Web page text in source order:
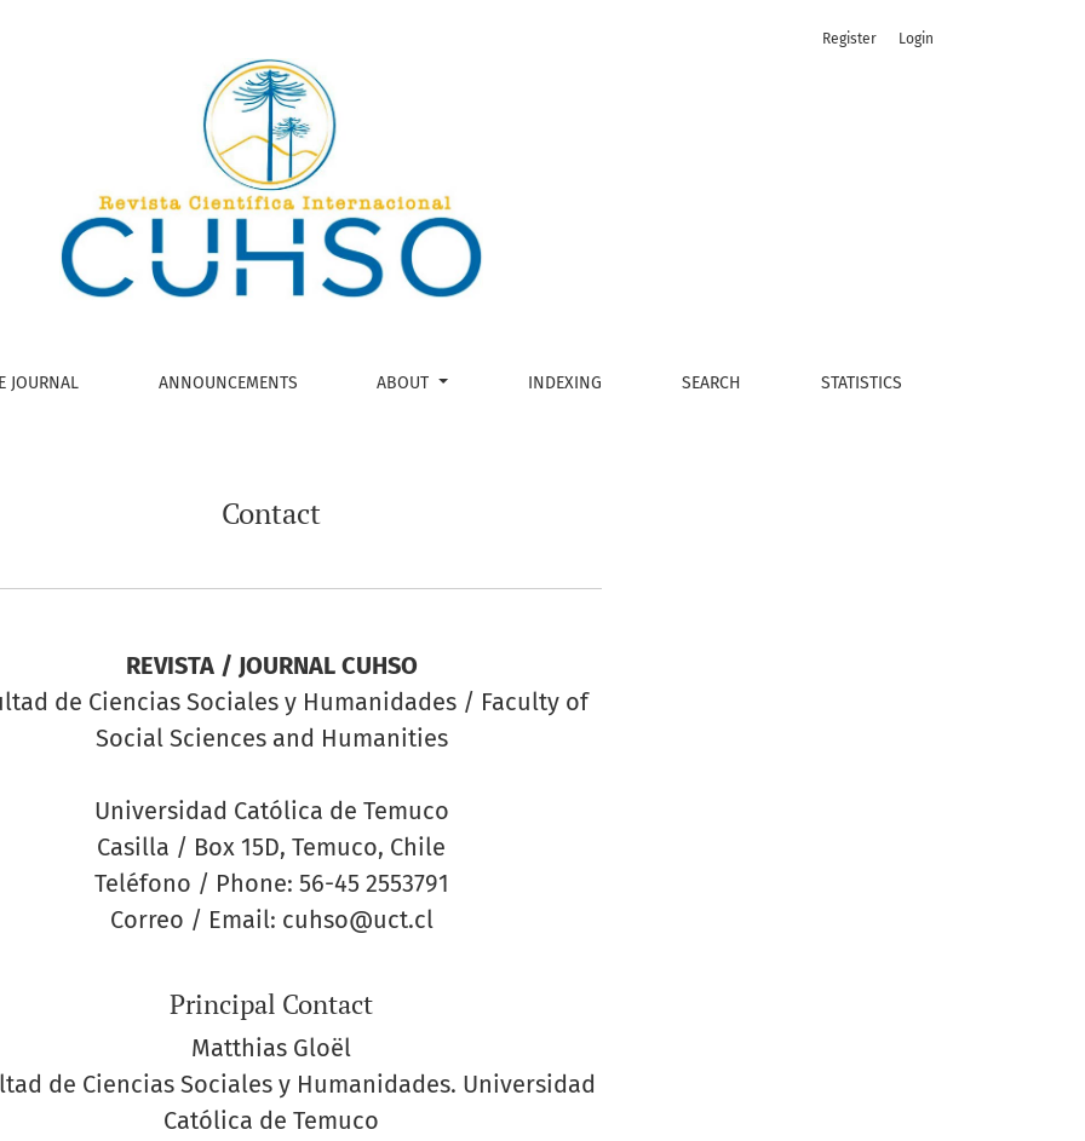
JOURNAL ANNOUNCEMENTS ABOUT INDEXING SEARCH STATISTICS
Register Login
Contact
REVISTA / JOURNAL CUHSO
de Ciencias Sociales y Humanidades / Faculty of
Social Sciences and Humanities
Universidad Católica de Temuco
Casilla / Box 15D, Temuco, Chile
Teléfono / Phone: 56-45 2553791
Correo / Email: cuhso@uct.cl
Principal Contact
Matthias Gloël
de Ciencias Sociales y Humanidades. Universidad
Católica de Temuco